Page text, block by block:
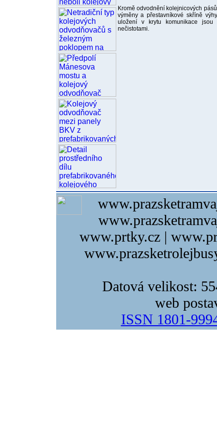
Kromě odvodnění kolejnicových
výměny a přestavníkové skříně
uložení v krytu komunikace jsou
nečistotami.
www.prtky.cz |
Datová velikost:
web
ISSN 1801-